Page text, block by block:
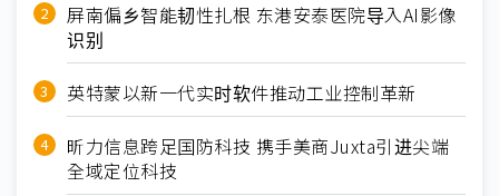
屏南偏乡智能韧性扎根 东港安泰医院导入AI影像
识别
英特蒙以新一代实时软件推动工业控制革新
昕力信息跨足国防科技 携手美商Juxta引进尖端
全域定位科技